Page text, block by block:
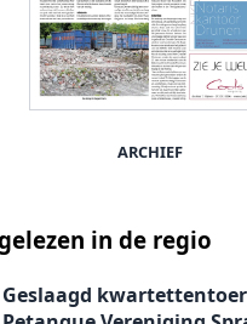
ARCHIEF
in de regio
Geslaagd